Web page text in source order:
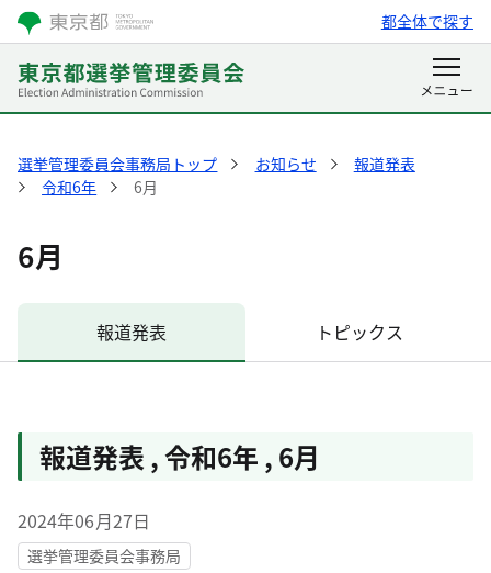
都全体で探す
選挙管理委員会事務局トップ お知らせ
報道発表
令和6年
6月
6月
報道発表 トピックス
報道発表 ,令和6年 , 6月
2024年06月27日
選挙管理委員会事務局